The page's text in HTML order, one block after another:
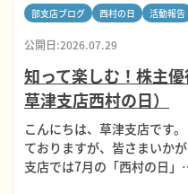
部支店ブログ 西村の日 活動報告
公開日:2026.07.29
知って楽しむ！株主
草津支店西村の日）
こんにちは、草津支店です
ておりますが、皆さまいか
支店では7月の「西村の日